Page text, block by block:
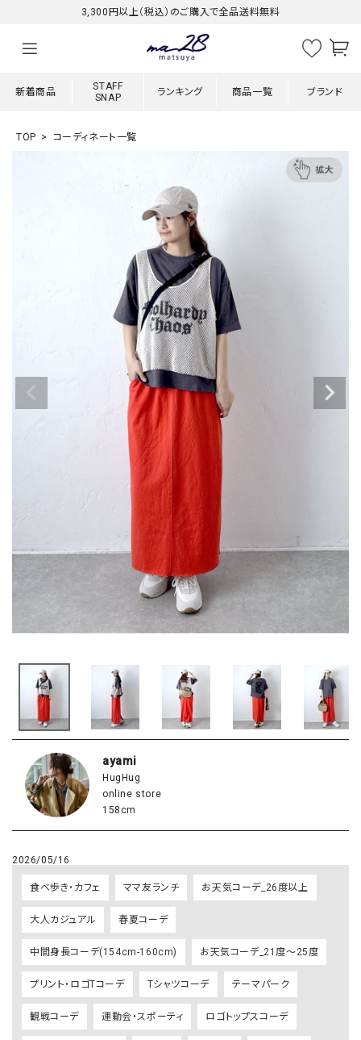
3,300円以上（税込）のご購入で全品送料無料
新着商品
STAFF
SNAP
ランキング 商品一覧 ブランド
TOP コーディネート一覧
ayami
HugHug
online store
158cm
2026/05/16
食べ歩き・カフェ ママ友ランチ お天気コーデ_26度以上
大人カジュアル 春夏コーデ
中間身長コーデ(154cm-160cm) お天気コーデ_21度～25度
プリント・ロゴTコーデ Tシャツコーデ テーマパーク
観戦コーデ 運動会・スポーティ ロゴトップスコーデ